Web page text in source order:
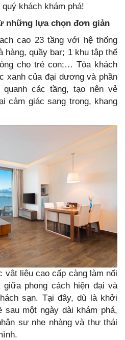
khách khám phá!
những lựa chọn đơn giản
cao 23 tầng với hệ thống
hàng, quầy bar; 1 khu tập thể
cho trẻ con;… Tòa khách
xanh của đại dương và phần
các tầng, tạo nên vẻ
cảm giác sang trọng, khang
vật liệu cao cấp càng làm nổi
phong cách hiện đại và
sạn. Tại đây, dù là khởi
một ngày dài khám phá,
sự nhẹ nhàng và thư thái